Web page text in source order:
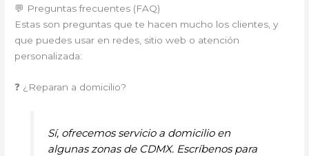
💬 Preguntas frecuentes (FAQ)
Estas son preguntas que te hacen mucho los clientes, y
que puedes usar en redes, sitio web o atención
personalizada:
❓ ¿Reparan a domicilio?
Sí, ofrecemos servicio a domicilio en
algunas zonas de CDMX. Escríbenos para